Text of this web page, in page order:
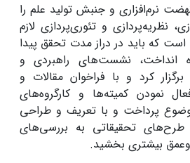
نرم‌افزاری و جنبش تولید علم را
نظریه‌پردازی و تئوری‌پردازی لازم
که باید در دراز مدت تحقق پیدا
انداخت، نشست‌های راهبردی و
کرد و با فراخوان مقالات و
نمودن کمیته‌ها و کارگروه‌های
پرداخت و با تعریف و طراحی
تحقیقاتی به بررسی‌های
وعمق بیشتری بخشید.